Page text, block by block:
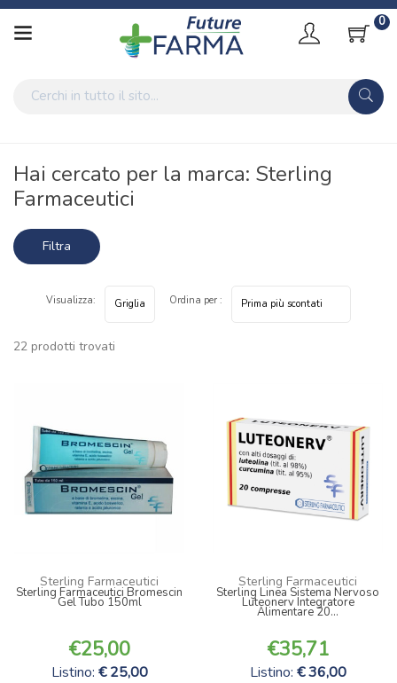
0
Home Marche parafarmaci Sterling Farmaceutici
Hai cercato per la marca: Sterling
Farmaceutici
Filtra
22 prodotti trovati
Visualizza: Ordina per :
Sterling Farmaceutici
Sterling Farmaceutici Bromescin
Gel Tubo 150ml
25,00
Listino: 25,00
Sterling Farmaceutici
Sterling Linea Sistema Nervoso
Luteonerv Integratore
Alimentare 20...
35,71
Listino: 36,00